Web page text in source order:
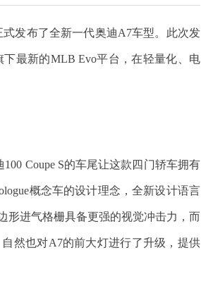
发布了全新一代奥迪A7车型。此次发
最新的MLB Evo平台，在轻量化、电
Coupe S的车尾让这款四门轿车拥有
概念车的设计理念，全新设计语言
形进气格栅具备更强的视觉冲击力，而
然也对A7的前大灯进行了升级，提供